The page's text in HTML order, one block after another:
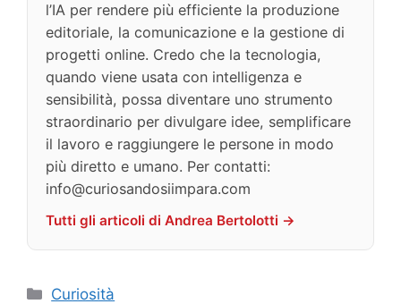
l’IA per rendere più efficiente la produzione
editoriale, la comunicazione e la gestione di
progetti online. Credo che la tecnologia,
quando viene usata con intelligenza e
sensibilità, possa diventare uno strumento
straordinario per divulgare idee, semplificare
il lavoro e raggiungere le persone in modo
più diretto e umano. Per contatti:
info@curiosandosiimpara.com
Tutti gli articoli di Andrea Bertolotti →
Categorie
Curiosità